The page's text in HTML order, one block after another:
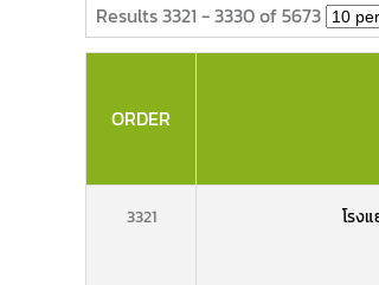
Results 3321 - 3330 of 5673
ORDER
3321 โรง